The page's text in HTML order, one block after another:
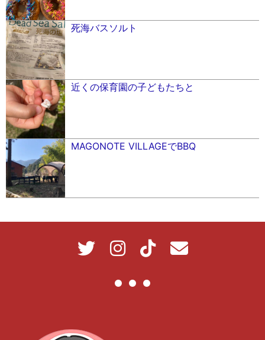
死海バスソルト
近くの保育園の子どもたちと
MAGONOTE VILLAGEでBBQ